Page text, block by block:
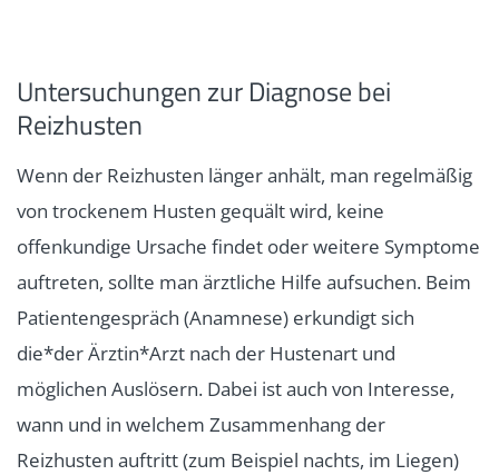
Untersuchungen zur Diagnose bei
Reizhusten
Wenn der Reizhusten länger anhält, man regelmäßig
von trockenem Husten gequält wird, keine
offenkundige Ursache findet oder weitere Symptome
auftreten, sollte man ärztliche Hilfe aufsuchen. Beim
Patientengespräch (Anamnese) erkundigt sich
die*der Ärztin*Arzt nach der Hustenart und
möglichen Auslösern. Dabei ist auch von Interesse,
wann und in welchem Zusammenhang der
Reizhusten auftritt (zum Beispiel nachts, im Liegen)